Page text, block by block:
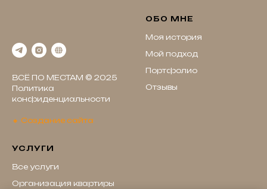
ВСЁ ПО МЕСТАМ © 2025
Политика
конфиденциальности
🔸 Создание сайта
ОБО МНЕ
Моя история
Мой подход
Портфолио
Отзывы
УСЛУГИ
Все услуги
Организация квартиры